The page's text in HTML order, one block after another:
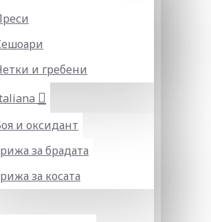
и гребени
и оксидант
за брадата
за косата